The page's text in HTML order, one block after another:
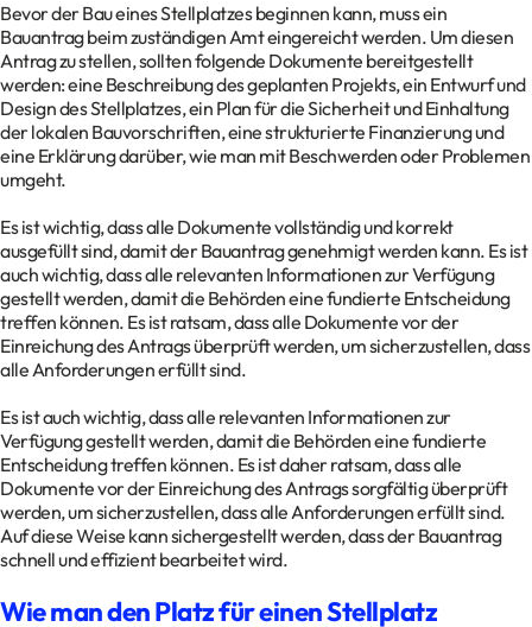
Bevor der Bau eines Stellplatzes beginnen kann, muss ein
Bauantrag beim zuständigen Amt eingereicht werden. Um diesen
Antrag zu stellen, sollten folgende Dokumente bereitgestellt
werden: eine Beschreibung des geplanten Projekts, ein Entwurf und
Design des Stellplatzes, ein Plan für die Sicherheit und Einhaltung
der lokalen Bauvorschriften, eine strukturierte Finanzierung und
eine Erklärung darüber, wie man mit Beschwerden oder Problemen
umgeht.
Es ist wichtig, dass alle Dokumente vollständig und korrekt
ausgefüllt sind, damit der Bauantrag genehmigt werden kann. Es ist
auch wichtig, dass alle relevanten Informationen zur Verfügung
gestellt werden, damit die Behörden eine fundierte Entscheidung
treffen können. Es ist ratsam, dass alle Dokumente vor der
Einreichung des Antrags überprüft werden, um sicherzustellen, dass
alle Anforderungen erfüllt sind.
Es ist auch wichtig, dass alle relevanten Informationen zur
Verfügung gestellt werden, damit die Behörden eine fundierte
Entscheidung treffen können. Es ist daher ratsam, dass alle
Dokumente vor der Einreichung des Antrags sorgfältig überprüft
werden, um sicherzustellen, dass alle Anforderungen erfüllt sind.
Auf diese Weise kann sichergestellt werden, dass der Bauantrag
schnell und effizient bearbeitet wird.
Wie man den Platz für einen Stellplatz